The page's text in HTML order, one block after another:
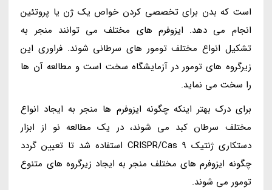
است که بدن برای تخصصی کردن خواص یک ژن یا پروتئین
انجام می دهد. ایزوفرم های مختلف می توانند منجر به
تشکیل انواع مختلف تومور های سرطانی شوند. فراوری این
زیرگروه های تومور در آزمایشگاه سخت است و مطالعه آن ها
را سخت می نماید.
برای درک بهتر اینکه چگونه ایزوفرم ها منجر به ایجاد انواع
مختلف سرطان کبد می شوند، در یک مطالعه نو از ابزار
دستکاری ژنتیک CRISPR/Cas 9 استفاده شد تا تعیین گردد
چگونه ایزوفرم های مختلف منجر به ایجاد زیرگروه های متنوع
تومور می شوند.